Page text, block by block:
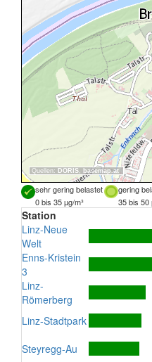
Quellen: DORIS, basemap.at
sehr gering belastet gering
0 bis 35 µg/m³
35 bis 50
Station
Linz-Neue
Welt
Enns-Kristein
3
Linz-
Römerberg
Linz-Stadtpark
Steyregg-Au